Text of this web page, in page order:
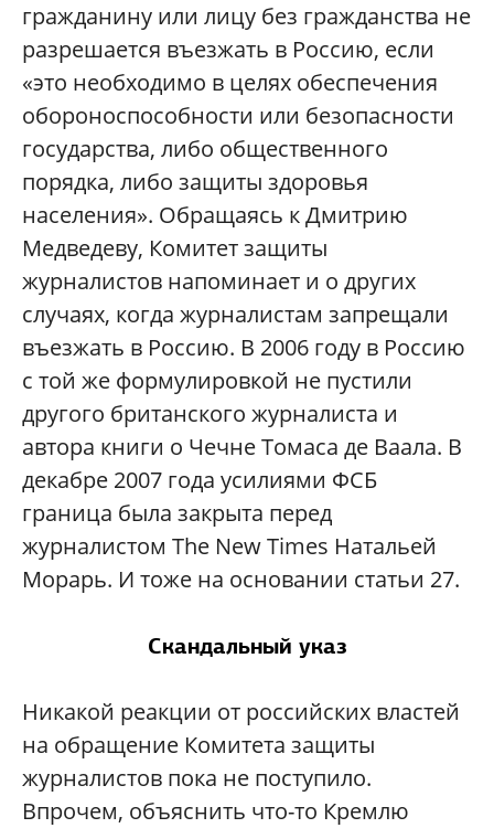
гражданину или лицу без гражданства не
разрешается въезжать в Россию, если
«это необходимо в целях обеспечения
обороноспособности или безопасности
государства, либо общественного
порядка, либо защиты здоровья
населения». Обращаясь к Дмитрию
Медведеву, Комитет защиты
журналистов напоминает и о других
случаях, когда журналистам запрещали
въезжать в Россию. В 2006 году в Россию
с той же формулировкой не пустили
другого британского журналиста и
автора книги о Чечне Томаса де Ваала. В
декабре 2007 года усилиями ФСБ
граница была закрыта перед
журналистом The New Times Натальей
Морарь. И тоже на основании статьи 27.
Скандальный указ
Никакой реакции от российских властей
на обращение Комитета защиты
журналистов пока не поступило.
Впрочем, объяснить что-то Кремлю